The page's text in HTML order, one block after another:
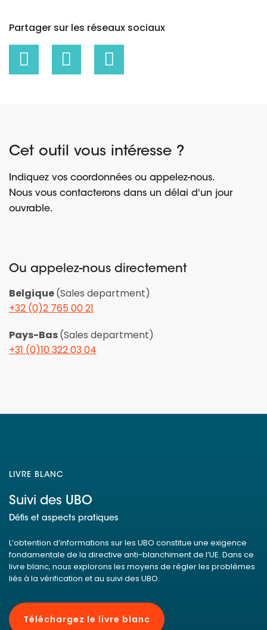
Partager sur les réseaux sociaux
Cet outil vous intéresse ?
Indiquez vos coordonnées ou appelez-nous.
Nous vous contacterons dans un délai d'un jour
ouvrable.
Ou appelez-nous directement
Belgique(Sales department)
+32 (0)2 765 00 21
Pays-Bas(Sales department)
+31 (0)10 322 03 04
LIVRE BLANC
Suivi des UBO
Défis et aspects pratiques
L’obtention d’informations sur les UBO constitue une exigence
fondamentale de la directive anti-blanchiment de l’UE. Dans ce
livre blanc, nous explorons les moyens de régler les problèmes
liés à la vérification et au suivi des UBO.
Téléchargez le livre blanc